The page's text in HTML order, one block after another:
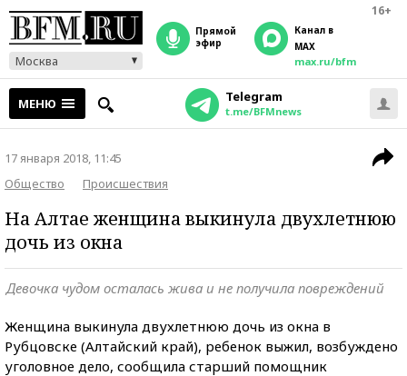
16+
Москва
прямой
эфир
Канал в
MAX
max.ru/bfm
МЕНЮ Telegram
t.me/BFMnews
17 января 2018, 11:45
Общество
Происшествия
На Алтае женщина выкинула двухлетнюю
дочь из окна
Девочка чудом осталась жива и не получила повреждений
Женщина выкинула двухлетнюю дочь из окна в
Рубцовске (Алтайский край), ребенок выжил, возбуждено
уголовное дело, сообщила старший помощник